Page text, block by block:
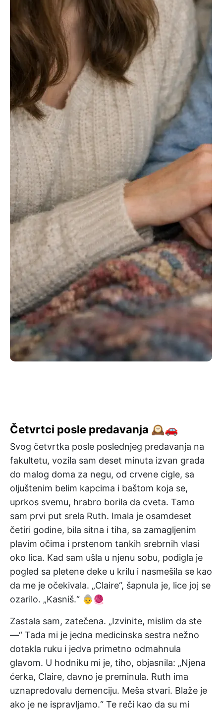
Četvrtci posle predavanja 🕰️🚗
Svog četvrtka posle poslednjeg predavanja na
fakultetu, vozila sam deset minuta izvan grada
do malog doma za negu, od crvene cigle, sa
oljuštenim belim kapcima i baštom koja se,
uprkos svemu, hrabro borila da cveta. Tamo
sam prvi put srela Ruth. Imala je osamdeset
četiri godine, bila sitna i tiha, sa zamagljenim
plavim očima i prstenom tankih srebrnih vlasi
oko lica. Kad sam ušla u njenu sobu, podigla je
pogled sa pletene deke u krilu i nasmešila se kao
da me je očekivala. „Claire“, šapnula je, lice joj se
ozarilo. „Kasniš.“ 👵🧶
Zastala sam, zatečena. „Izvinite, mislim da ste
—“ Tada mi je jedna medicinska sestra nežno
dotakla ruku i jedva primetno odmahnula
glavom. U hodniku mi je, tiho, objasnila: „Njena
ćerka, Claire, davno je preminula. Ruth ima
uznapredovalu demenciju. Meša stvari. Blaže je
ako je ne ispravljamo.“ Te reči kao da su mi